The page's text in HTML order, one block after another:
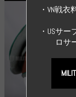
・VN戦
・USサ
ロサ